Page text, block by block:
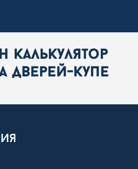
калькулятор
дверей-купе